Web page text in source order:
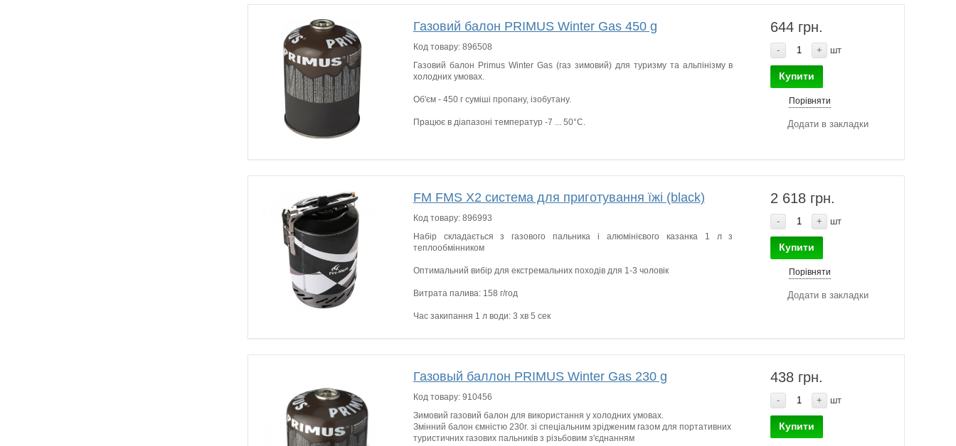
Газовий балон PRIMUS Winter Gas 450 g
Код товару: 896508
Газовий балон Primus Winter Gas (газ зимовий) для туризму та альпінізму в
холодних умовах.
Об'єм - 450 г суміші пропану, ізобутану.
Працює в діапазоні температур -7 ... 50°C.
644 грн.
- + шт
Купити
Порівняти
Додати в закладки
FM FMS X2 система для приготування їжі (black)
Код товару: 896993
Набір складається з газового пальника і алюмінієвого казанка 1 л з
теплообмінником
Оптимальний вибір для екстремальних походів для 1-3 чоловік
Витрата палива: 158 г/год
Час закипання 1 л води: 3 хв 5 сек
2 618 грн.
- + шт
Купити
Порівняти
Додати в закладки
Газовый баллон PRIMUS Winter Gas 230 g
Код товару: 910456
Зимовий газовий балон для використання у холодних умовах.
Змінний балон ємністю 230г. зі спеціальним зрідженим газом для портативних
туристичних газових пальників з різьбовим з'єднанням
438 грн.
- + шт
Купити